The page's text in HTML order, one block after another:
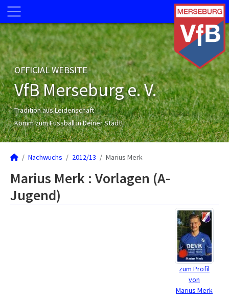
OFFICIAL WEBSITE
VfB Merseburg e. V.
Tradition aus Leidenschaft
Komm zum Fussball in Deiner Stadt!
Nachwuchs 2012/13 Marius Merk
Marius Merk : Vorlagen (A-
Jugend)
zum Profil
von
Marius Merk